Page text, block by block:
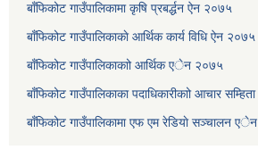
बाँफिकोट गाउँपालिकामा कृषि प्रबर्द्धन ऐन २०७५
बाँफिकोट गाउँपालिकाकाे आर्थिक कार्य विधि ऐन २०७५
बाँफिकोट गाउँपालिकाकाो आर्थिक एेन २०७५
बाँफिकोट गाउँपालिकाका पदाधिकारीकाो आचार सम्हिता
बाँफिकोट गाउँपालिकामा एफ एम रेडियाे सञ्चालन एेन